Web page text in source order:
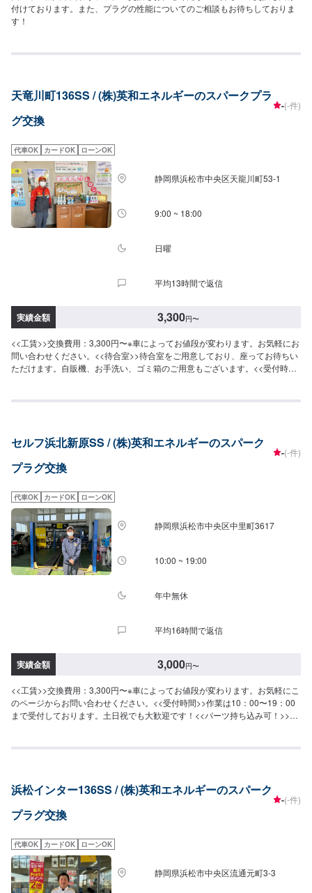
付けております。また、プラグの性能についてのご相談もお待ちしておりま
す！
天竜川町136SS / (株)英和エネルギーのスパークプラ
グ交換
-(-件)
代車OK カードOK ローンOK
静岡県浜松市中央区天龍川町53-1
9:00 ~ 18:00
日曜
平均13時間で返信
実績金額 3,300円〜
<<工賃>>交換費用：3,300円〜※車によってお値段が変わります。お気軽にお
問い合わせください。<<待合室>>待合室をご用意しており、座ってお待ちい
ただけます。自販機、お手洗い、ゴミ箱のご用意もございます。<<受付時間
セルフ浜北新原SS / (株)英和エネルギーのスパーク
プラグ交換
-(-件)
代車OK カードOK ローンOK
静岡県浜松市中央区中里町3617
10:00 ~ 19:00
年中無休
平均16時間で返信
実績金額 3,000円〜
<<工賃>>交換費用：3,300円〜※車によってお値段が変わります。お気軽にこ
のページからお問い合わせください。<<受付時間>>作業は10：00〜19：00
まで受付しております。土日祝でも大歓迎です！<<パーツ持ち込み可！>>パ
浜松インター136SS / (株)英和エネルギーのスパーク
プラグ交換
-(-件)
代車OK カードOK ローンOK
静岡県浜松市中央区流通元町3-3